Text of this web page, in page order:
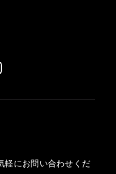
軽にお問い合わせくだ